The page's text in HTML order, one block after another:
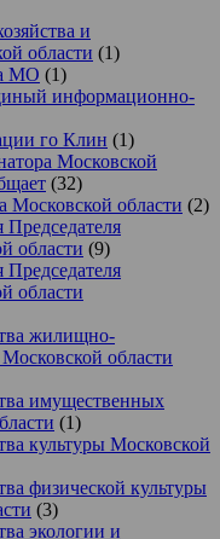
и
области (1)
МО (1)
информационно-
го Клин (1)
Московской
(32)
Московской области (2)
Председателя
области (9)
Председателя
области
жилищно-
области
имущественных
(1)
культуры Московской
физической культуры
(3)
экологии и